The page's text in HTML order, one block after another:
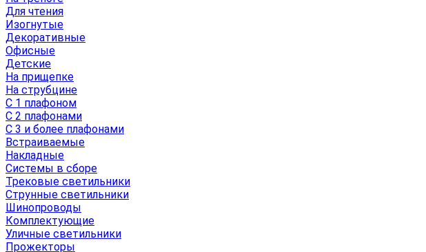
Для чтения
Изогнутые
Декоративные
Офисные
Детские
На прищепке
На струбцине
С 1 плафоном
С 2 плафонами
С 3 и более плафонами
Встраиваемые
Накладные
Системы в сборе
Трековые светильники
Струнные светильники
Шинопроводы
Комплектующие
Уличные светильники
Прожекторы